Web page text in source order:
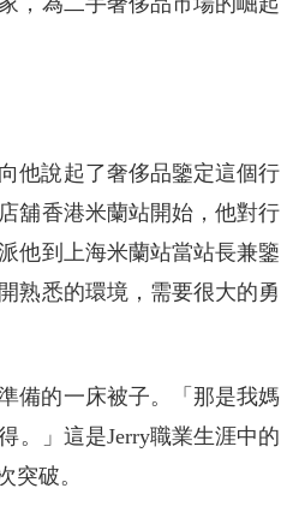
他說起了奢侈品鑒定這個行
舖香港米蘭站開始，他對行
他到上海米蘭站當站長兼鑒
熟悉的環境，需要很大的勇
備的一床被子。「那是我媽
。」這是Jerry職業生涯中的
突破。